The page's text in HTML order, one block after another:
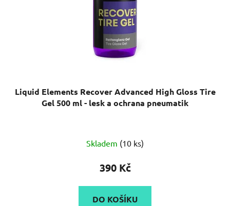
Liquid Elements Recover Advanced High Gloss Tire
Gel 500 ml - lesk a ochrana pneumatik
Skladem (10 ks)
390 Kč
DO KOŠÍKU